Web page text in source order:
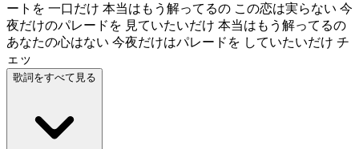
ートを 一口だけ 本当はもう解ってるの この恋は実らない 今
夜だけのパレードを 見ていたいだけ 本当はもう解ってるの
あなたの心はない 今夜だけはパレードを していたいだけ チ
ェッ
歌詞をすべて見る